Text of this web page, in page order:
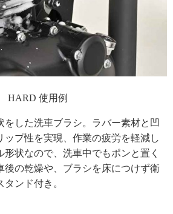
HARD 使用例
をした洗車ブラシ。ラバー素材と凹
ップ性を実現、作業の疲労を軽減し
形状なので、洗車中でもポンと置く
後の乾燥や、ブラシを床につけず衛
ンド付き。